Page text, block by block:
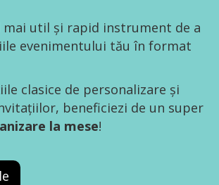
mai util și rapid instrument de a
evenimentului tău în format
clasice de personalizare și
beneficiezi de un super
la mese!